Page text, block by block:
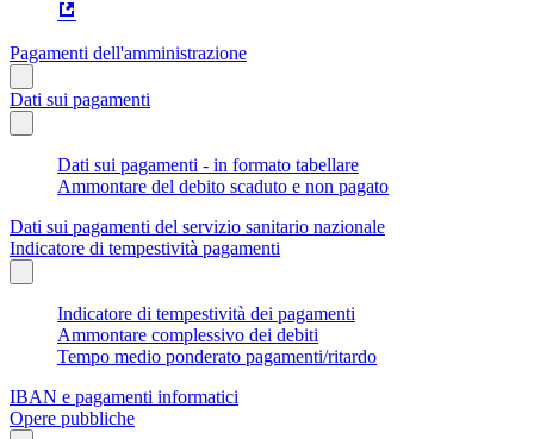
Pagamenti dell'amministrazione
Dati sui pagamenti
Dati sui pagamenti - in formato tabellare
Ammontare del debito scaduto e non pagato
Dati sui pagamenti del servizio sanitario nazionale
Indicatore di tempestività pagamenti
Indicatore di tempestività dei pagamenti
Ammontare complessivo dei debiti
Tempo medio ponderato pagamenti/ritardo
IBAN e pagamenti informatici
Opere pubbliche